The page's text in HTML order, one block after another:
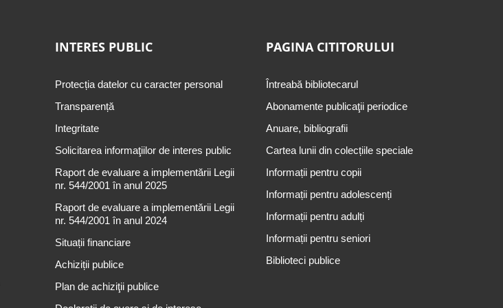
INTERES PUBLIC
Protecția datelor cu caracter personal
Transparență
Integritate
Solicitarea informaţiilor de interes public
Raport de evaluare a implementării Legii
nr. 544/2001 în anul 2025
Raport de evaluare a implementării Legii
nr. 544/2001 în anul 2024
Situații financiare
Achiziții publice
Plan de achiziţii publice
PAGINA CITITORULUI
Întreabă bibliotecarul
Abonamente publicaţii periodice
Anuare, bibliografii
Cartea lunii din colecțiile speciale
Informații pentru copii
Informații pentru adolescenți
Informații pentru adulți
Informații pentru seniori
Biblioteci publice